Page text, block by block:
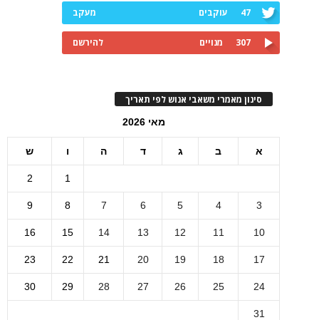
47 עוקבים מעקב
307 מנויים להירשם
סינון מאמרי משאבי אנוש לפי תאריך
מאי 2026
א ב ג ד ה ו ש
1
2
3
4
5
6
7
8
9
10
11
12
13
14
15
16
17
18
19
20
21
22
23
24
25
26
27
28
29
30
31